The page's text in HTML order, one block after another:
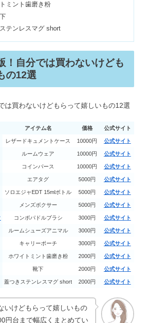
代ファッションブランド10選！きれ
めカジュアル【プチプラ】
クラバとは？おしゃれ&韓国風6選
スノーボードに最適なのは？
りが安い《高校生》
当に効く縁結び神社6選｜東京の最
＆全国の効果絶大な所は？
谷でアートメイクが安い9選！ほく
テンツァが東京で安い！おすすめ5
《モニターキャンペーン》
イエベ・ブルベ別】ロムアンドのテ
ント人気色12選！
ミント歯磨き粉
テンレスマグ short
！自分では買わないけども
の12選
は買わないけどもらって嬉しいもの12選
アイテム名 価格 公式サイト
レザードキュメントケース 10000円 公式サイト
ルームウェア 10000円 公式サイト
コインパース 10000円 公式サイト
エアタグ 5000円 公式サイト
ソロエジャEDT 15mlボトル 5000円 公式サイト
メンズボクサー 5000円 公式サイト
コンボパドルブラシ 3000円 公式サイト
ルームシューズアニマル 3000円 公式サイト
キャリーポーチ 3000円 公式サイト
ホワイトミント歯磨き粉 2000円 公式サイト
靴下 2000円 公式サイト
蓋つきステンレスマグ short 2000円 公式サイト
いけどもらって嬉しいもの
円台まで幅広くまとめてい